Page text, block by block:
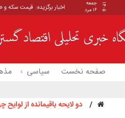
۱۴۰۵
جمعه
۱۶ مرد
اخبار برگزیده: قیمت سکه و
صفحه نخست سیاسی
دو لایحه باقیمانده از